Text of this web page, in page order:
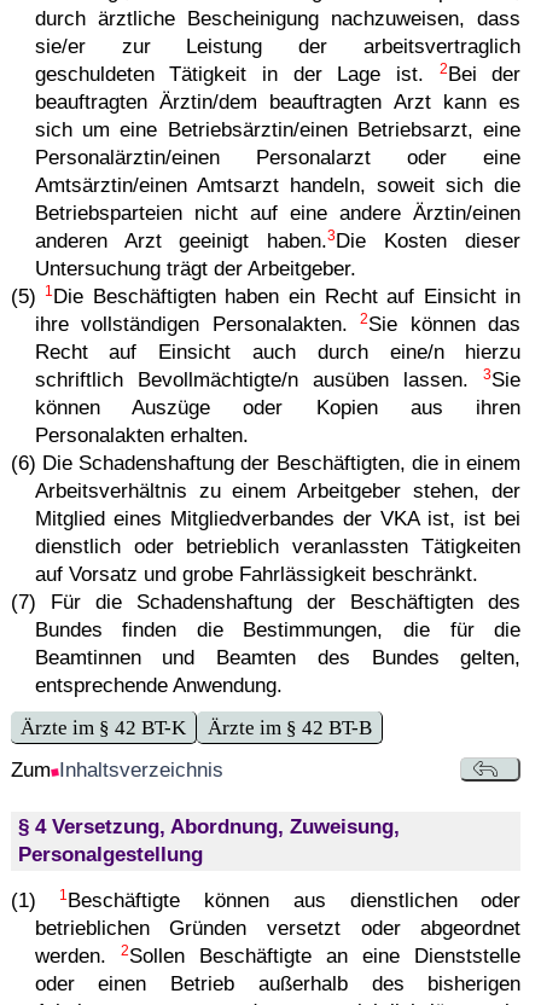
durch ärztliche Bescheinigung nachzuweisen, dass
sie/er zur Leistung der arbeitsvertraglich
geschuldeten Tätigkeit in der Lage ist.
2Bei der
beauftragten Ärztin/dem beauftragten Arzt kann es
sich um eine Betriebsärztin/einen Betriebsarzt, eine
Personalärztin/einen Personalarzt oder eine
Amtsärztin/einen Amtsarzt handeln, soweit sich die
Betriebsparteien nicht auf eine andere Ärztin/einen
anderen Arzt geeinigt haben.3Die Kosten dieser
Untersuchung trägt der Arbeitgeber.
(5)
1 Die Beschäftigten haben ein Recht auf Einsicht in
ihre vollständigen Personalakten.2Sie können das
Recht auf Einsicht auch durch eine/n hierzu
schriftlich Bevollmächtigte/n ausüben lassen.3Sie
können Auszüge oder Kopien aus ihren
Personalakten erhalten.
(6) Die Schadenshaftung der Beschäftigten, die in einem
Arbeitsverhältnis zu einem Arbeitgeber stehen, der
Mitglied eines Mitgliedverbandes der VKA ist, ist bei
dienstlich oder betrieblich veranlassten Tätigkeiten
auf Vorsatz und grobe Fahrlässigkeit beschränkt.
(7) Für die Schadenshaftung der Beschäftigten des
Bundes finden die Bestimmungen, die für die
Beamtinnen und Beamten des Bundes gelten,
entsprechende Anwendung.
Ärzte im § 42 BT-K
Ärzte im § 42 BT-B
Zum Inhaltsverzeichnis
§ 4 Versetzung, Abordnung, Zuweisung,
Personalgestellung
(1)
1 Beschäftigte können aus dienstlichen oder
betrieblichen Gründen versetzt oder abgeordnet
werden.
2Sollen Beschäftigte an eine Dienststelle
oder einen Betrieb außerhalb des bisherigen